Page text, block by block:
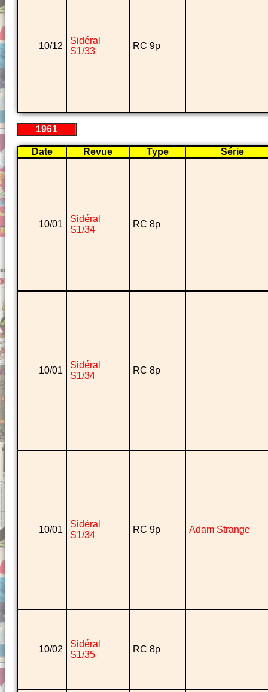
10/12
Sidéral
S1/33
RC 9p
1961
Date Revue Type Série
10/01
Sidéral
S1/34
RC 8p
10/01
Sidéral
S1/34
RC 8p
10/01
Sidéral
S1/34
RC 9p Adam Strange
10/02
Sidéral
S1/35
RC 8p